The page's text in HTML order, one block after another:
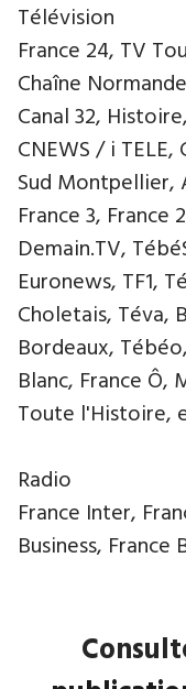
Télévision
France 24, TV
Chaîne
Canal 32,
CNEWS / i
Sud Montpellier,
France 3, France
Demain.TV,
Euronews, TF1,
Choletais, Téva,
Bordeaux,
Blanc, France Ô,
Toute l'Histoire,
Radio
France Inter,
Business, France